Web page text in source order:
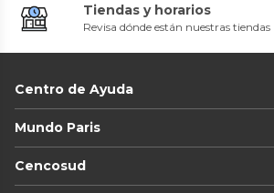
Tiendas y horarios
Revisa dónde están nuestras tiendas
Centro de Ayuda
Mundo Paris
Cencosud